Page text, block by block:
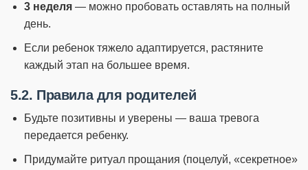
3 неделя — можно пробовать оставлять на полный
день.
Если ребенок тяжело адаптируется, растяните
каждый этап на большее время.
5.2. Правила для родителей
Будьте позитивны и уверены — ваша тревога
передается ребенку.
Придумайте ритуал прощания (поцелуй, «секретное»